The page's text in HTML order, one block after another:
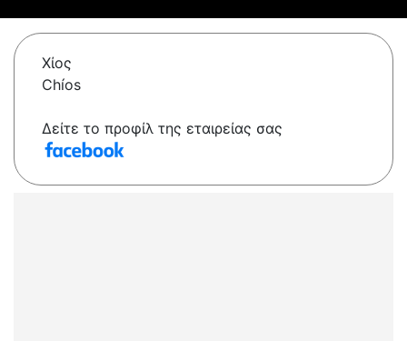
Χίος
Chíos
Δείτε το προφίλ της εταιρείας σας